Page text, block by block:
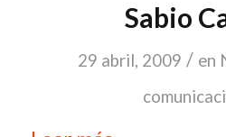
Sabio
29 abril, 2009 / en